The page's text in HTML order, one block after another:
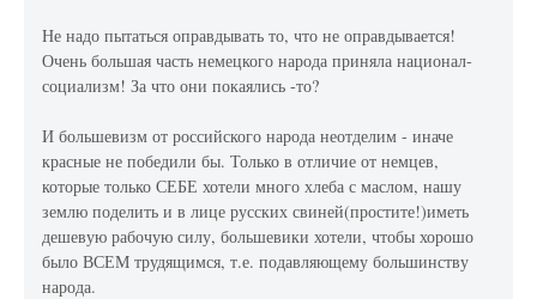
Не надо пытаться оправдывать то, что не оправдывается!
Очень большая часть немецкого народа приняла национал-
социализм! За что они покаялись -то?
И большевизм от российского народа неотделим - иначе
красные не победили бы. Только в отличие от немцев,
которые только СЕБЕ хотели много хлеба с маслом, нашу
землю поделить и в лице русских свиней(простите!)иметь
дешевую рабочую силу, большевики хотели, чтобы хорошо
было ВСЕМ трудящимся, т.е. подавляющему большинству
народа.